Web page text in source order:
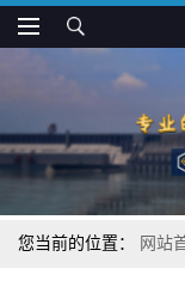
您当前的位置： 网站